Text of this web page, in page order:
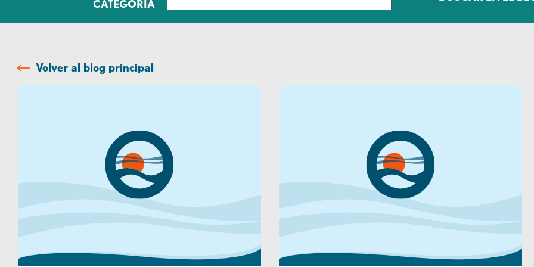
CATEGORÍA
Volver al blog principal